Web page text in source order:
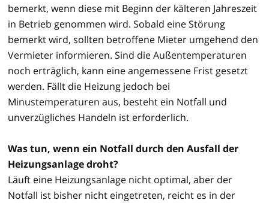
bemerkt, wenn diese mit Beginn der kälteren Jahreszeit
in Betrieb genommen wird. Sobald eine Störung
bemerkt wird, sollten betroffene Mieter umgehend den
Vermieter informieren. Sind die Außentemperaturen
noch erträglich, kann eine angemessene Frist gesetzt
werden. Fällt die Heizung jedoch bei
Minustemperaturen aus, besteht ein Notfall und
unverzügliches Handeln ist erforderlich.
Was tun, wenn ein Notfall durch den Ausfall der
Heizungsanlage droht?
Läuft eine Heizungsanlage nicht optimal, aber der
Notfall ist bisher nicht eingetreten, reicht es in der